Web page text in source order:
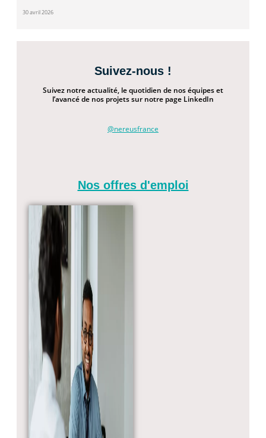
30 avril 2026
Suivez-nous !
Suivez notre actualité, le quotidien de nos équipes et
l’avancé de nos projets sur notre page LinkedIn
@nereusfrance
Nos offres d'emploi